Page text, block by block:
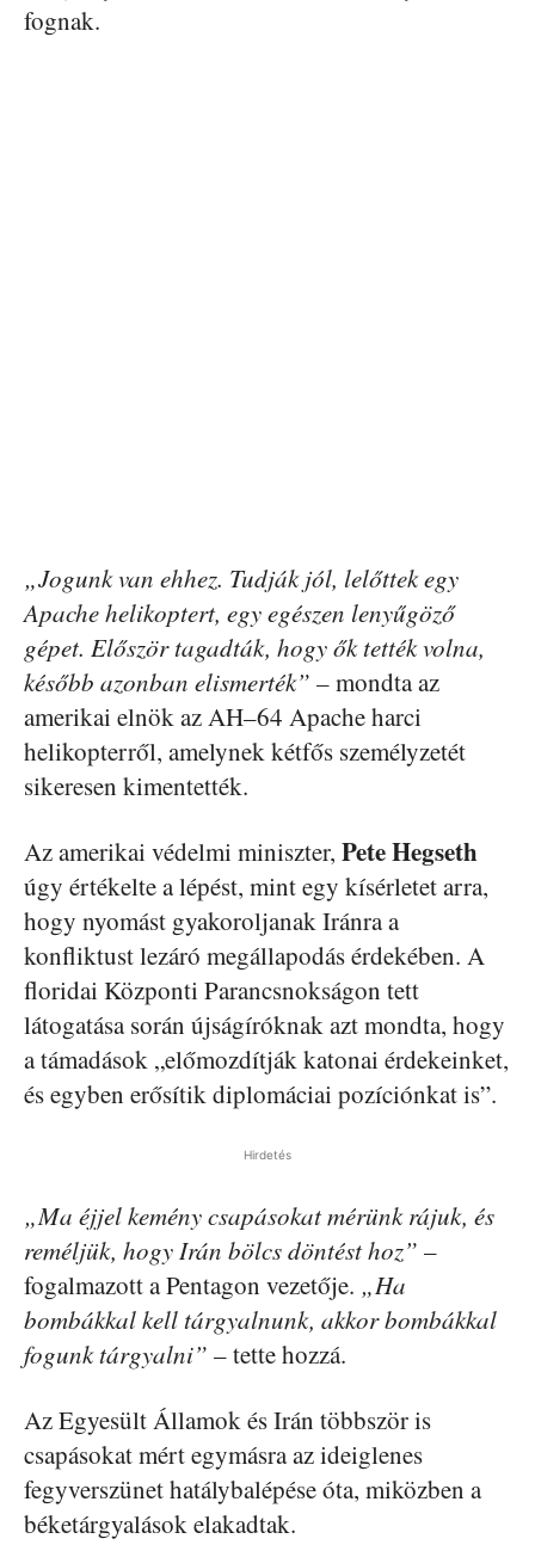
fognak.
„Jogunk van ehhez. Tudják jól, lelőttek egy
Apache helikoptert, egy egészen lenyűgöző
gépet. Először tagadták, hogy ők tették volna,
később azonban elismerték” –mondta az
amerikai elnök az AH–64 Apache harci
helikopterről, amelynek kétfős személyzetét
sikeresen kimentették.
Az amerikai védelmi miniszter, PeteHegseth
úgy értékelte a lépést, mint egy kísérletet arra,
hogy nyomást gyakoroljanak Iránra a
konfliktust lezáró megállapodás érdekében. A
floridai Központi Parancsnokságon tett
látogatása során újságíróknak azt mondta, hogy
a támadások „előmozdítják katonai érdekeinket,
és egyben erősítik diplomáciai pozíciónkat is”.
Hirdetés
„Ma éjjel kemény csapásokat mérünk rájuk, és
reméljük, hogy Irán bölcs döntést hoz” –
fogalmazott a Pentagon vezetője. „Ha
bombákkal kell tárgyalnunk, akkor bombákkal
fogunk tárgyalni” – tette hozzá.
Az Egyesült Államok és Irán többször is
csapásokat mért egymásra az ideiglenes
fegyverszünet hatálybalépése óta, miközben a
béketárgyalások elakadtak.